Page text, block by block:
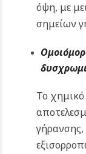
όψη, με
σημείων
Το